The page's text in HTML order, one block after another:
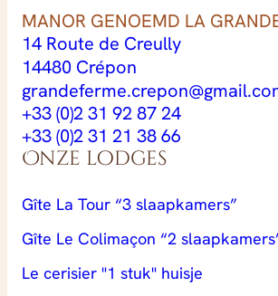
inhoud
MANOR GENOEMD LA
14 Route de Creully
14480 Crépon
+33 (0)2 31 92 87 24
+33 (0)2 31 21 38 66
Onze lodges
Gîte La Tour “3 slaapkamers”
Gîte Le Colimaçon “2
Le cerisier "1 stuk" huisje